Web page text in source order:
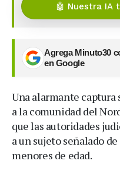
🤖 Nuestra IA
Agrega Minuto30
en Google
Una alarmante captura
a la comunidad del
que las autoridades
a un sujeto señalado
menores de edad.